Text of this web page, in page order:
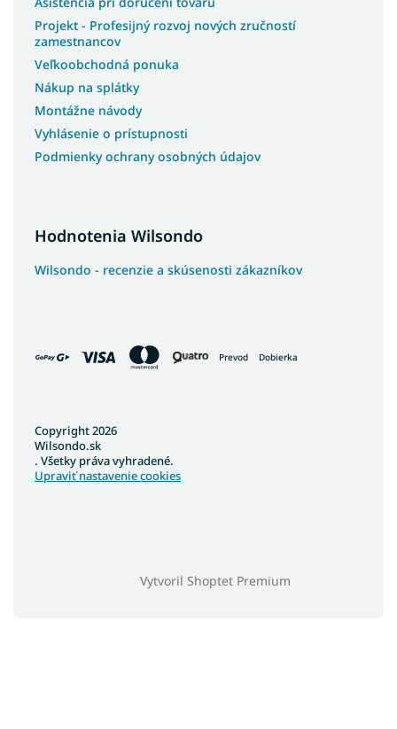
Projekt - Profesijný rozvoj nových zručností
zamestnancov
Veľkoobchodná ponuka
Nákup na splátky
Montážne návody
Vyhlásenie o prístupnosti
Podmienky ochrany osobných údajov
Hodnotenia Wilsondo
Wilsondo - recenzie a skúsenosti zákazníkov
Prevod Dobierka
Vytvoril Shoptet Premium
Copyright 2026
Wilsondo.sk
. Všetky práva vyhradené.
Upraviť nastavenie cookies